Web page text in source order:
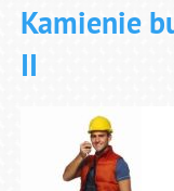
Kamienie
II